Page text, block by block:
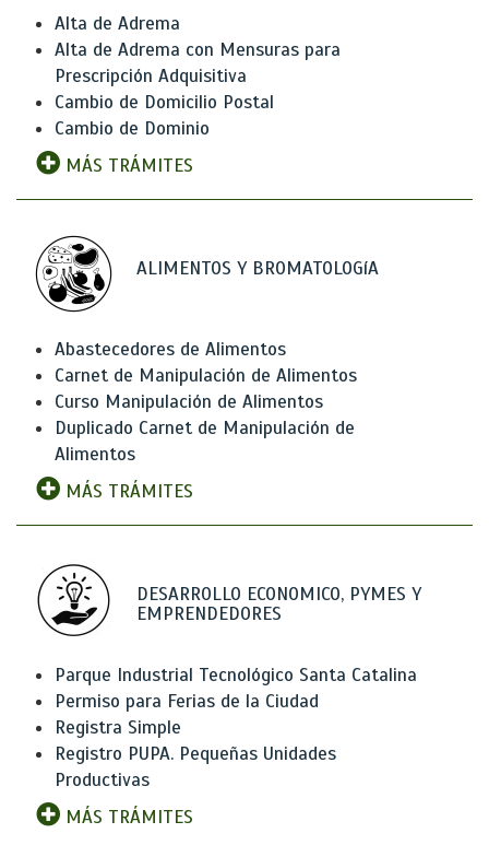
Alta de Adrema
Alta de Adrema con Mensuras para
Prescripción Adquisitiva
Cambio de Domicilio Postal
Cambio de Dominio
MÁS TRÁMITES
ALIMENTOS Y BROMATOLOGíA
Abastecedores de Alimentos
Carnet de Manipulación de Alimentos
Curso Manipulación de Alimentos
Duplicado Carnet de Manipulación de
Alimentos
MÁS TRÁMITES
DESARROLLO ECONOMICO, PYMES Y
EMPRENDEDORES
Parque Industrial Tecnológico Santa Catalina
Permiso para Ferias de la Ciudad
Registra Simple
Registro PUPA. Pequeñas Unidades
Productivas
MÁS TRÁMITES